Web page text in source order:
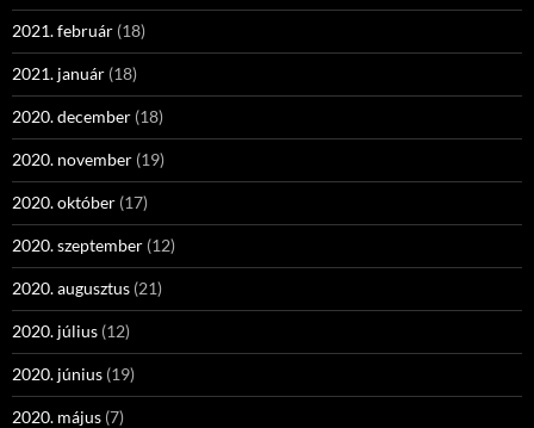
2021. február (18)
2021. január (18)
2020. december (18)
2020. november (19)
2020. október (17)
2020. szeptember (12)
2020. augusztus (21)
2020. július (12)
2020. június (19)
2020. május (7)